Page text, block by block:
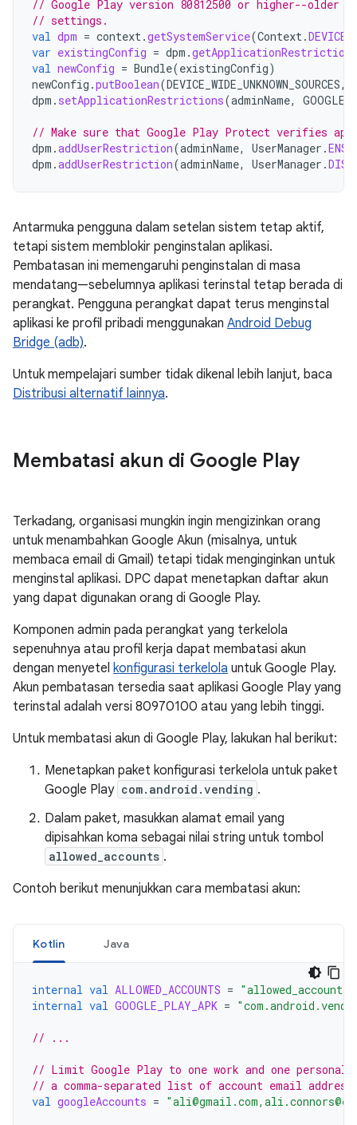
// Google Play version 80812500 or higher--older
// settings.
val dpm = context.getSystemService(Context.
var existingConfig = dpm .getApplicationRestrictions
val newConfig = Bundle(existingConfig)
newConfig .putBoolean(DEVICE_WIDE_UNKNOWN_SOURCES,
dpm . setApplicationRestrictions(adminName,
// Make sure that Google Play Protect verifies
dpm .addUserRestriction(adminName, UserManager .
dpm .addUserRestriction(adminName, UserManager .
Antarmuka pengguna dalam setelan sistem tetap aktif,
tetapi sistem memblokir penginstalan aplikasi.
Pembatasan ini memengaruhi penginstalan di masa
mendatang—sebelumnya aplikasi terinstal tetap berada di
perangkat. Pengguna perangkat dapat terus menginstal
aplikasi ke profil pribadi menggunakan Android Debug
Bridge (adb).
Untuk mempelajari sumber tidak dikenal lebih lanjut, baca
Distribusi alternatif lainnya.
Membatasi akun di Google Play
Terkadang, organisasi mungkin ingin mengizinkan orang
untuk menambahkan Google Akun (misalnya, untuk
membaca email di Gmail) tetapi tidak menginginkan untuk
menginstal aplikasi. DPC dapat menetapkan daftar akun
yang dapat digunakan orang di Google Play.
Komponen admin pada perangkat yang terkelola
sepenuhnya atau profil kerja dapat membatasi akun
dengan menyetel konfigurasi terkelola untuk Google Play.
Akun pembatasan tersedia saat aplikasi Google Play yang
terinstal adalah versi 80970100 atau yang lebih tinggi.
Untuk membatasi akun di Google Play, lakukan hal berikut:
Menetapkan paket konfigurasi terkelola untuk paket
Google Play com.android.vending .
Dalam paket, masukkan alamat email yang
dipisahkan koma sebagai nilai string untuk tombol
allowed_accounts .
Contoh berikut menunjukkan cara membatasi akun:
Kotlin Java
internal val ALLOWED_ACCOUNTS = "allowed_accounts"
internal val GOOGLE_PLAY_APK =
// ...
// Limit Google Play to one work and one personal
// a comma-separated list of account email
val googleAccounts =